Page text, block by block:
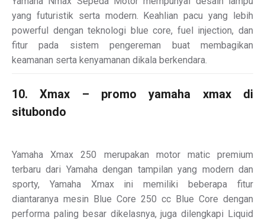
yang futuristik serta modern. Keahlian pacu yang lebih
powerful dengan teknologi blue core, fuel injection, dan
fitur pada sistem pengereman buat membagikan
keamanan serta kenyamanan dikala berkendara.
10. Xmax – promo yamaha xmax di
situbondo
Yamaha Xmax 250 merupakan motor matic premium
terbaru dari Yamaha dengan tampilan yang modern dan
sporty, Yamaha Xmax ini memiliki beberapa fitur
diantaranya mesin Blue Core 250 cc Blue Core dengan
performa paling besar dikelasnya, juga dilengkapi Liquid